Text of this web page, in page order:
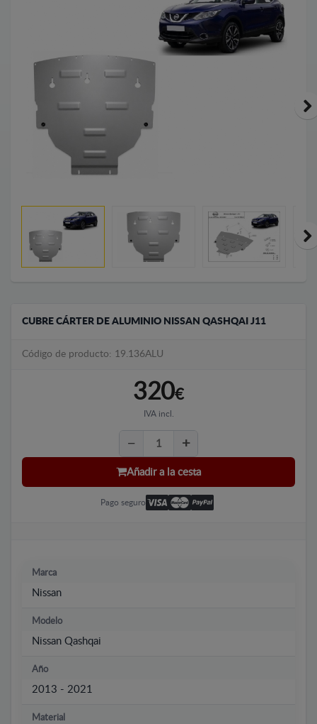
CUBRE CÁRTER DE ALUMINIO NISSAN QASHQAI J11
Código de producto: 19.136ALU
320€
IVA incl.
Añadir a la cesta
Pago seguro
Marca
Nissan
Modelo
Nissan Qashqai
Año
2013 - 2021
Material